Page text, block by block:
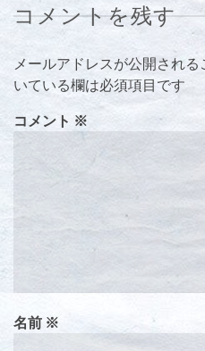
コメントを残す
メールアドレスが公開される
いている欄は必須項目です
コメント ※
名前 ※